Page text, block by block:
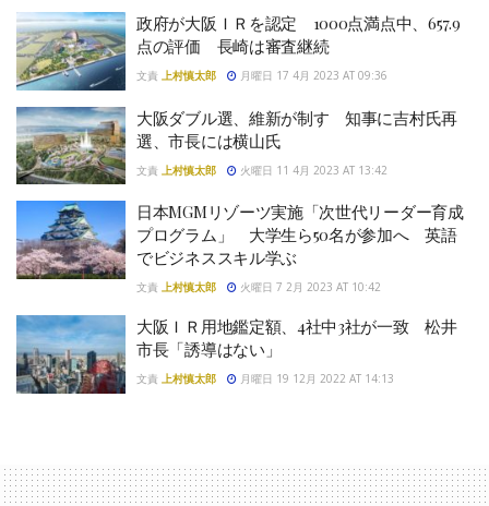
政府が大阪ＩＲを認定 1000点満点中、657.9
点の評価 長崎は審査継続
文責 上村慎太郎 月曜日 17 4月 2023 AT 09:36
大阪ダブル選、維新が制す 知事に吉村氏再
選、市長には横山氏
文責 上村慎太郎 火曜日 11 4月 2023 AT 13:42
日本MGMリゾーツ実施「次世代リーダー育成
プログラム」 大学生ら50名が参加へ 英語
でビジネススキル学ぶ
文責 上村慎太郎 火曜日 7 2月 2023 AT 10:42
大阪ＩＲ用地鑑定額、4社中3社が一致 松井
市長「誘導はない」
文責 上村慎太郎 月曜日 19 12月 2022 AT 14:13